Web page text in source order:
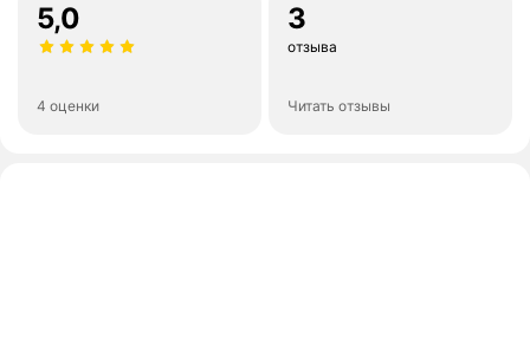
5,0
4 оценки
3
отзыва
Читать отзывы